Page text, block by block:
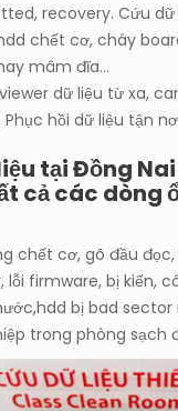
recovery. Cứu dữ
chết cơ, cháy
mâm đĩa…
dữ liệu từ xa,
Phục hồi dữ liệu tận
tại Đồng Nai
cả các dòng
chết cơ, gõ đầu
lỗi firmware, bị kiến,
bị bad sector
trong phòng sạch